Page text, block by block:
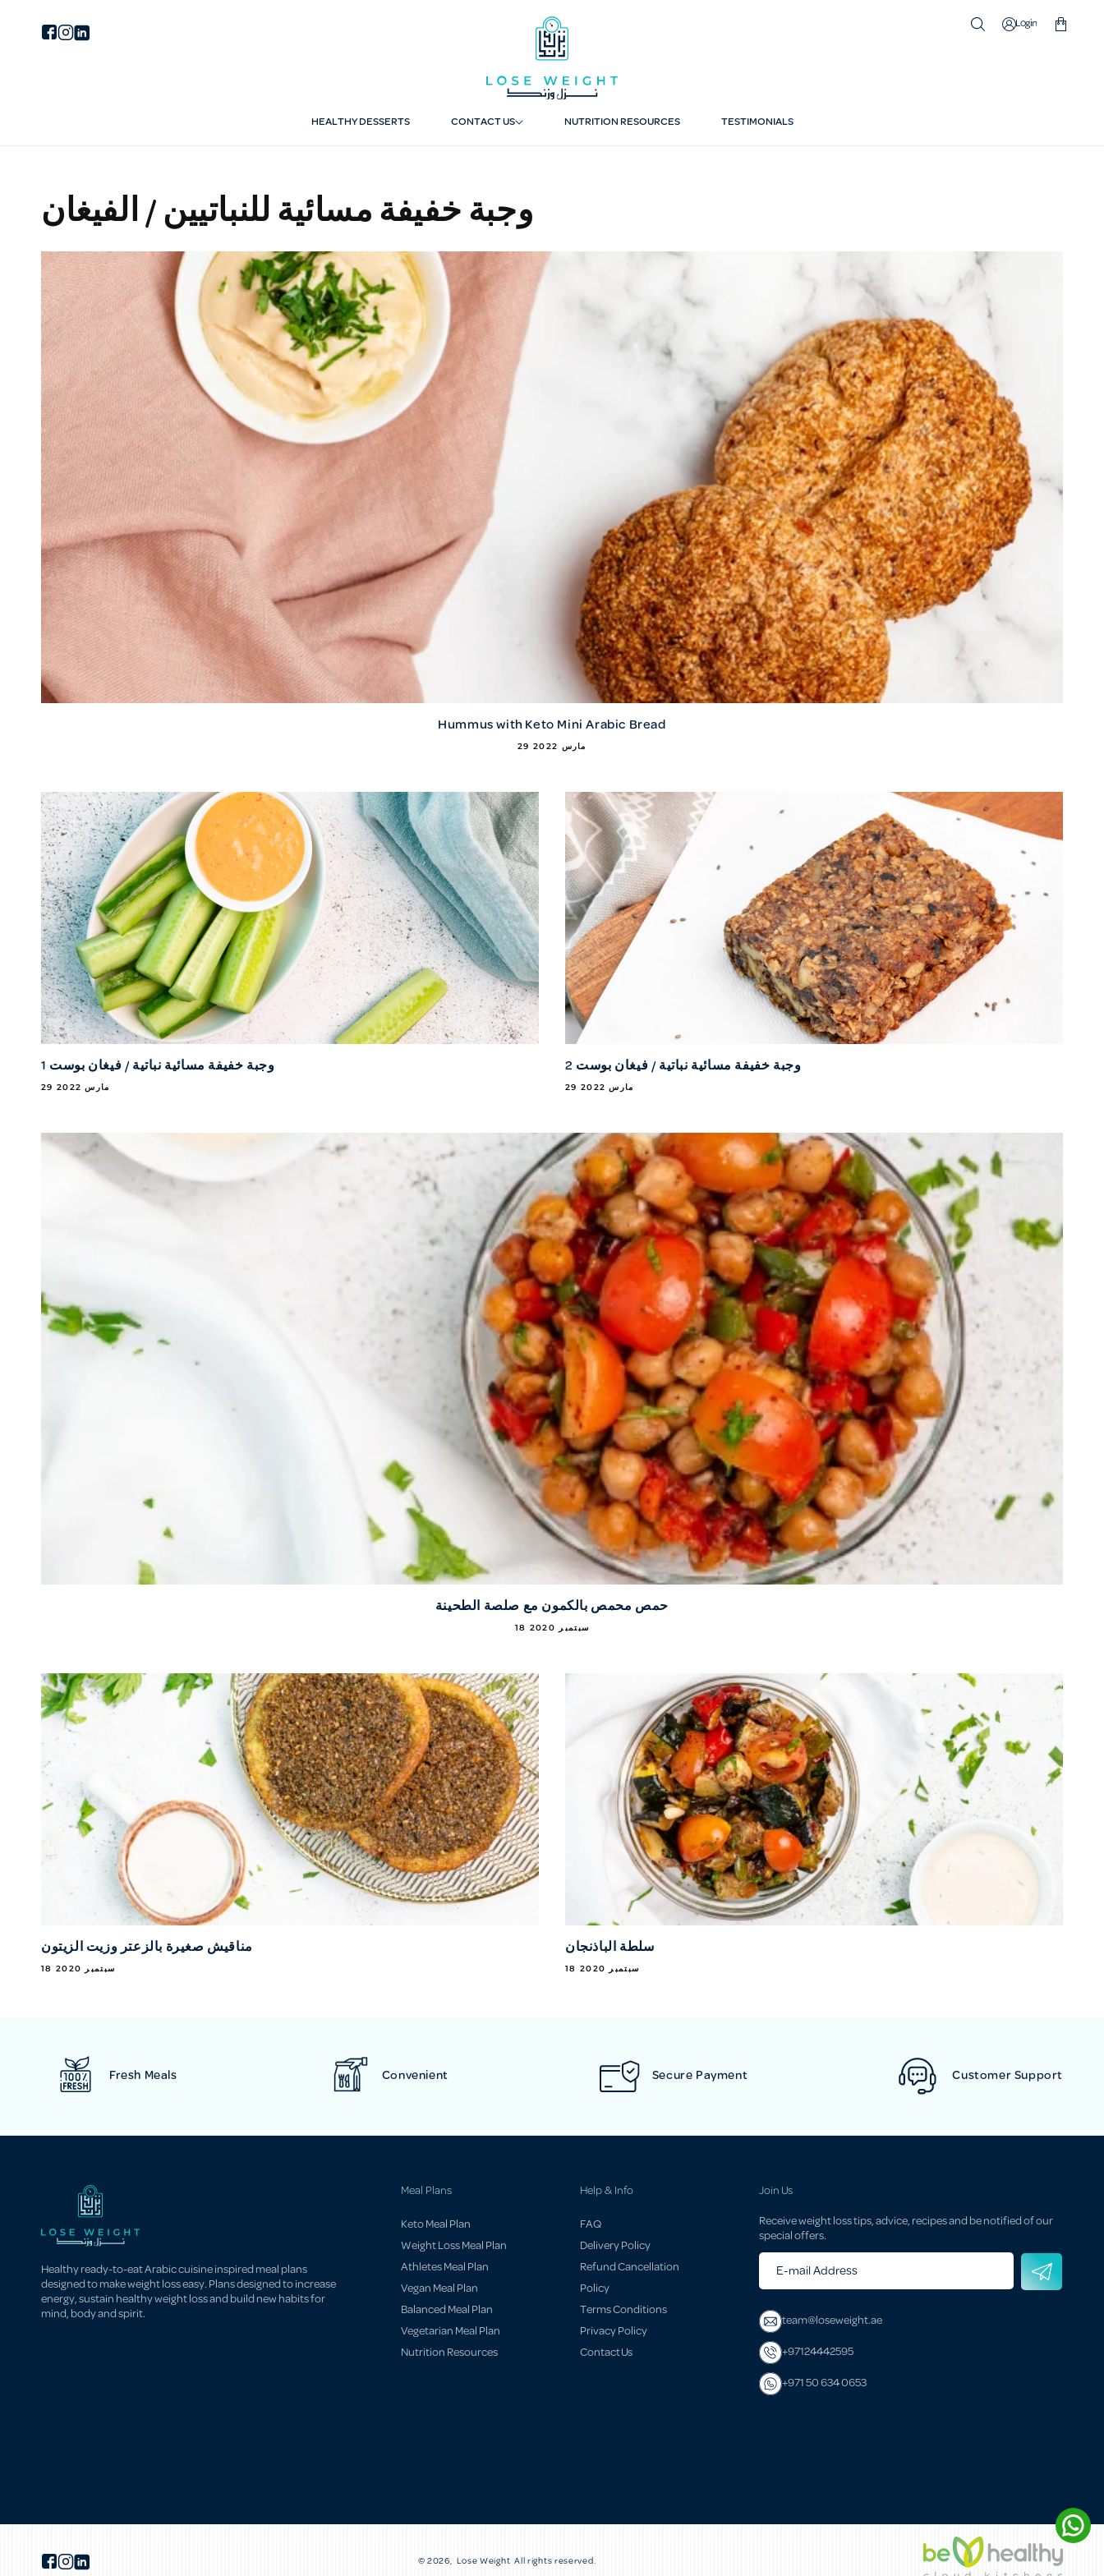
HEALTHY DESSERTS CONTACT US NUTRITION RESOURCES TESTIMONIALS
Log in Cart
وجبة خفيفة مسائية للنباتيين / الفيغان
Hummus with Keto Mini Arabic Bread
29 مارس 2022
وجبة خفيفة مسائية نباتية / فيغان بوست 1
29 مارس 2022
وجبة خفيفة مسائية نباتية / فيغان بوست 2
29 مارس 2022
حمص محمص بالكمون مع صلصة الطحينة
18 سبتمبر 2020
مناقيش صغيرة بالزعتر وزيت الزيتون
18 سبتمبر 2020
سلطة الباذنجان
18 سبتمبر 2020
Fresh Meals Convenient Secure Payment Customer Support
Healthy ready-to-eat Arabic cuisine inspired meal plans
designed to make weight loss easy. Plans designed to increase
energy, sustain healthy weight loss and build new habits for
mind, body and spirit.
Meal Plans
Keto Meal Plan
Weight Loss Meal Plan
Athletes Meal Plan
Vegan Meal Plan
Balanced Meal Plan
Vegetarian Meal Plan
Nutrition Resources
Help & Info
FAQ
Delivery Policy
Refund Cancellation
Policy
Terms Conditions
Privacy Policy
Contact Us
Join Us
Receive weight loss tips, advice, recipes and be notified of our
special offers.
E-mail Address
team@loseweight.ae
+97124442595
+971 50 634 0653
© 2026, Lose Weight All rights reserved.